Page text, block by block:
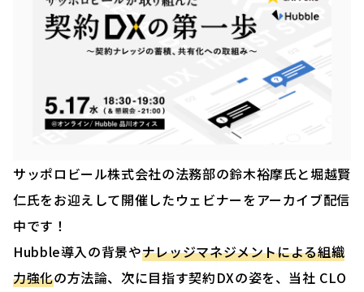
サッポロビール株式会社の法務部の鈴木裕摩氏と堀越賢
仁氏をお迎えして開催したウェビナーをアーカイブ配信
中です！
Hubble導入の背景やナレッジマネジメントによる組織
力強化の方法論、次に目指す契約DXの姿を、当社 CLO